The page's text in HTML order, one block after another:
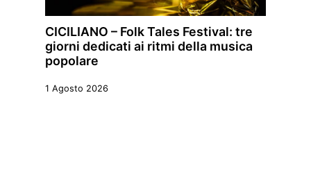
CICILIANO – Folk Tales Festival: tre
giorni dedicati ai ritmi della musica
popolare
1 Agosto 2026